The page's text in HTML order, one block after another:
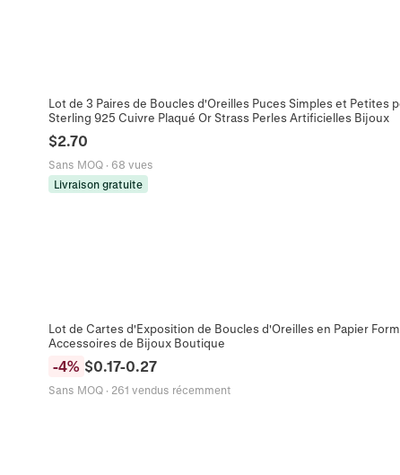
Lot de 3 Paires de Boucles d'Oreilles Puces Simples et Petites
Sterling 925 Cuivre Plaqué Or Strass Perles Artificielles Bijoux
$2.70
Sans MOQ· 68 vues
Livraison gratuite
Lot de Cartes d'Exposition de Boucles d'Oreilles en Papier
Accessoires de Bijoux Boutique
-4% $0.17-0.27
Sans MOQ· 261 vendus récemment